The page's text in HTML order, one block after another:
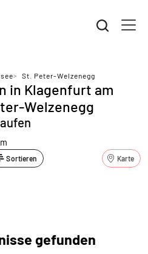
> St. Peter-Welzenegg
in Klagenfurt am
Welzenegg
Sortieren Karte
gefunden